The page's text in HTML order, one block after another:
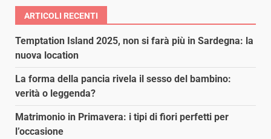
ARTICOLI RECENTI
Temptation Island 2025, non si farà più in Sardegna: la
nuova location
La forma della pancia rivela il sesso del bambino:
verità o leggenda?
Matrimonio in Primavera: i tipi di fiori perfetti per
l’occasione